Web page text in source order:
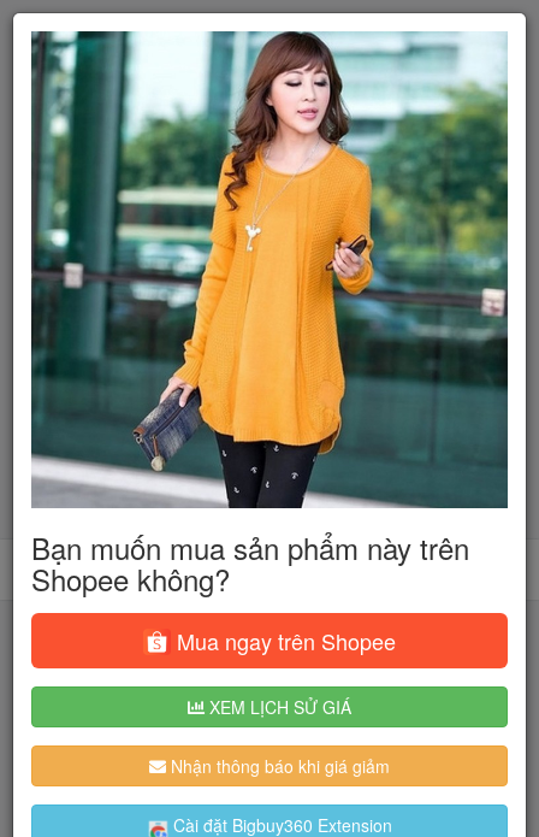
Tìm kiếm
Người dùng đang quan tâm đến 🔥...
Bạn muốn mua sản phẩm này trên
Shopee không?
Mua ngay trên Shopee
XEM LỊCH SỬ GIÁ
Nhận thông báo khi giá giảm
Cài đặt Bigbuy360 Extension